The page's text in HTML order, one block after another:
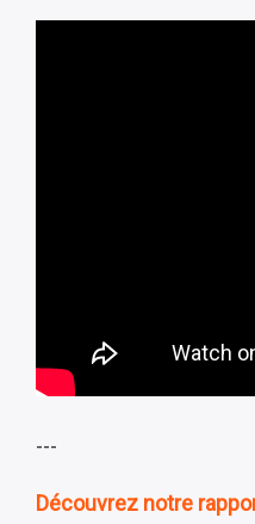
---
Découvrez notre